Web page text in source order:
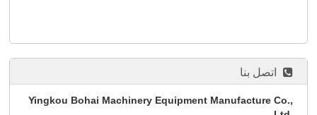
اتصل بنا
Yingkou Bohai Machinery Equipment Manufacture Co.,